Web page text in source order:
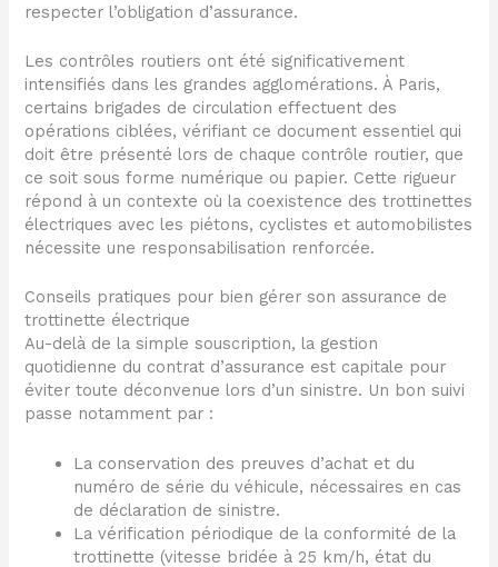
respecter l’obligation d’assurance.
Les contrôles routiers ont été significativement
intensifiés dans les grandes agglomérations. À Paris,
certains brigades de circulation effectuent des
opérations ciblées, vérifiant ce document essentiel qui
doit être présenté lors de chaque contrôle routier, que
ce soit sous forme numérique ou papier. Cette rigueur
répond à un contexte où la coexistence des trottinettes
électriques avec les piétons, cyclistes et automobilistes
nécessite une responsabilisation renforcée.
Conseils pratiques pour bien gérer son assurance de
trottinette électrique
Au-delà de la simple souscription, la gestion
quotidienne du contrat d’assurance est capitale pour
éviter toute déconvenue lors d’un sinistre. Un bon suivi
passe notamment par :
La conservation des preuves d’achat et du
numéro de série du véhicule, nécessaires en cas
de déclaration de sinistre.
La vérification périodique de la conformité de la
trottinette (vitesse bridée à 25 km/h, état du